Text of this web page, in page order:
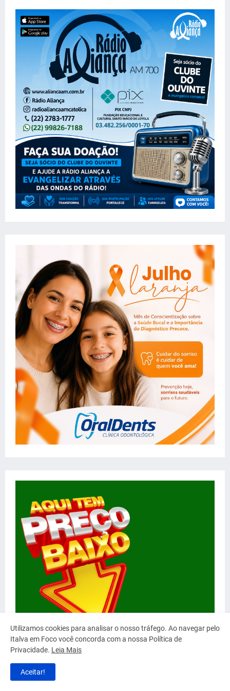
Utilizamos cookies para analisar o nosso tráfego. Ao navegar pelo
Italva em Foco você concorda com a nossa Política de
Privacidade. Leia Mais
Aceitar!